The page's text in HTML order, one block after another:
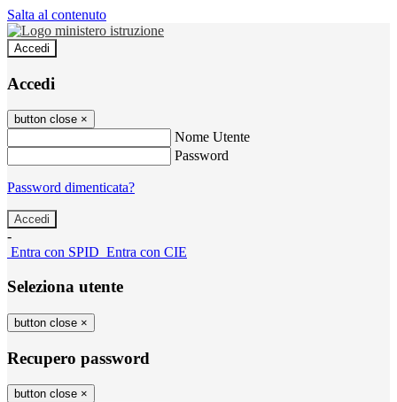
Salta al contenuto
Accedi
Accedi
button close ×
Nome Utente
Password
Password dimenticata?
-
Entra con SPID Entra con CIE
Seleziona utente
button close ×
Recupero password
button close ×